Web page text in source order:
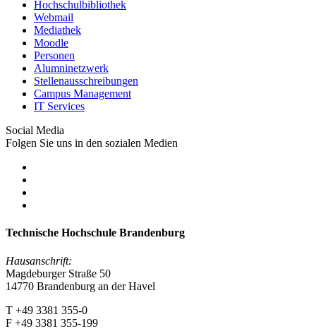
Hochschulbibliothek
Webmail
Mediathek
Moodle
Personen
Alumninetzwerk
Stellenausschreibungen
Campus Management
IT Services
Social Media
Folgen Sie uns in den sozialen Medien
Technische Hochschule Brandenburg
Hausanschrift:
Magdeburger Straße 50
14770 Brandenburg an der Havel
T +49 3381 355-0
F +49 3381 355-199